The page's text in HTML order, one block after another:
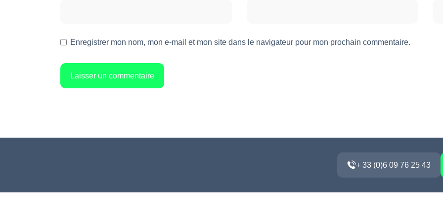
Enregistrer mon nom, mon e-mail et mon site dans le navigateur pour mon prochain commentaire.
+ 33 (0)6 09 76 25 43